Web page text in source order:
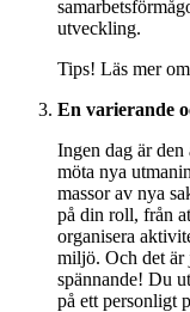
utveckling.
Tips! Läs mer om
En varierande
Ingen dag är
möta nya
massor av nya
på din roll, från
organisera
miljö. Och det är
spännande! Du
på ett personligt